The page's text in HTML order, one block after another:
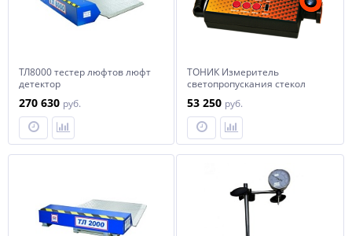
ТЛ8000 тестер люфтов люфт
детектор
270 630 руб.
ТОНИК Измеритель
светопропускания стекол
53 250 руб.